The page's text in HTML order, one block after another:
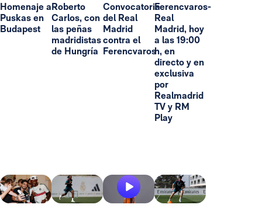
Homenaje a
Puskas en
Budapest
Roberto
Carlos, con
las peñas
madridistas
de Hungría
Convocatoria
del Real
Madrid
contra el
Ferencvaros
Ferencvaros-
Real
Madrid, hoy
a las 19:00
h, en
directo y en
exclusiva
por
Realmadrid
TV y RM
Play